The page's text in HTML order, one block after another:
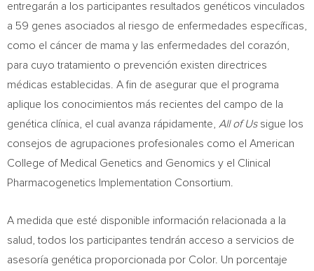
entregarán a los participantes resultados genéticos vinculados
a 59 genes asociados al riesgo de enfermedades específicas,
como el cáncer de mama y las enfermedades del corazón,
para cuyo tratamiento o prevención existen directrices
médicas establecidas. A fin de asegurar que el programa
aplique los conocimientos más recientes del campo de la
genética clínica, el cual avanza rápidamente, All of Ussigue los
consejos de agrupaciones profesionales como el American
College of Medical Genetics and Genomics y el Clinical
Pharmacogenetics Implementation Consortium.
A medida que esté disponible información relacionada a la
salud, todos los participantes tendrán acceso a servicios de
asesoría genética proporcionada por Color. Un porcentaje